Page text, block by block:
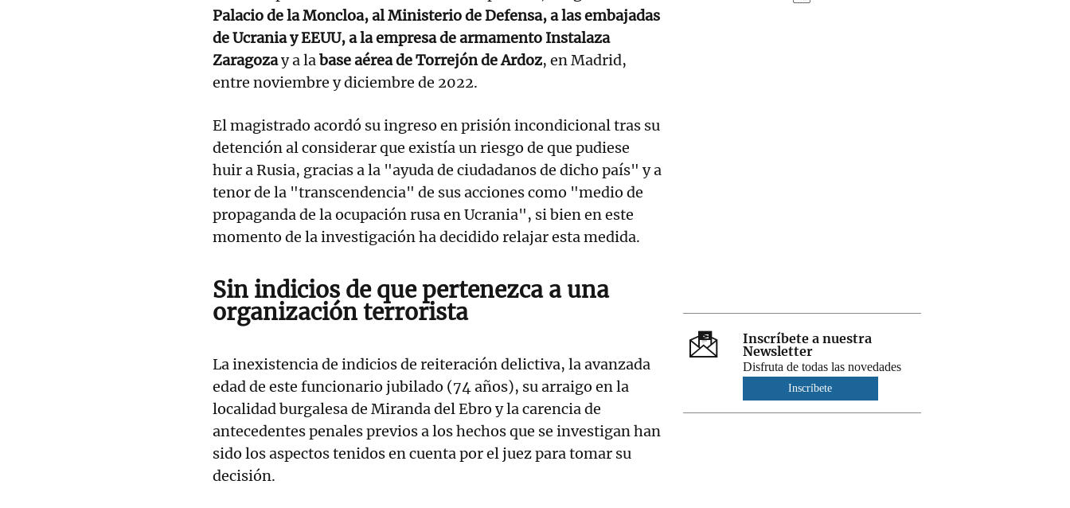
Palacio de la Moncloa, al Ministerio de Defensa, a las embajadas
de Ucrania y EEUU, a la empresa de armamento Instalaza
Zaragozay a labase aérea de Torrejón de Ardoz, en Madrid,
entre noviembre y diciembre de 2022.
El magistrado acordó su ingreso en prisión incondicional tras su
detención al considerar que existía un riesgo de que pudiese
huir a Rusia, gracias a la "ayuda de ciudadanos de dicho país" y a
tenor de la "transcendencia" de sus acciones como "medio de
propaganda de la ocupación rusa en Ucrania", si bien en este
momento de la investigación ha decidido relajar esta medida.
Sin indicios de que pertenezca a una
organización terrorista
La inexistencia de indicios de reiteración delictiva, la avanzada
edad de este funcionario jubilado (74 años), su arraigo en la
localidad burgalesa de Miranda del Ebro y la carencia de
antecedentes penales previos a los hechos que se investigan han
sido los aspectos tenidos en cuenta por el juez para tomar su
decisión.
Inscríbete a nuestra
Newsletter
Disfruta de todas las novedades
Inscríbete